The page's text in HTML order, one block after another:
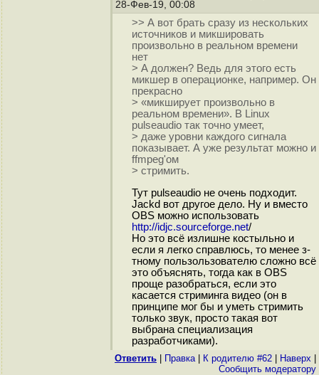
28-Фев-19, 00:08
>> А вот брать сразу из нескольких
источников и микшировать
произвольно в реальном времени
нет
> А должен? Ведь для этого есть
микшер в операционке, например. Он
прекрасно
> «микширует произвольно в
реальном времени». В Linux
pulseaudio так точно умеет,
> даже уровни каждого сигнала
показывает. А уже результат можно и
ffmpeg'ом
> стримить.
Тут pulseaudio не очень подходит.
Jackd вот другое дело. Ну и вместо
OBS можно использовать
http://idjc.sourceforge.net/
Но это всё излишне костыльно и
если я легко справлюсь, то менее з-
тному пользользователю сложно всё
это объяснять, тогда как в OBS
проще разобраться, если это
касается стриминга видео (он в
принципе мог бы и уметь стримить
только звук, просто такая вот
выбрана специализация
разработчиками).
Ответить Правка| К родителю #62 Наверх
Cообщить модератору